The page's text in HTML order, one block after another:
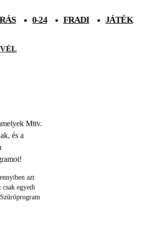
0-24 FRADI JÁTÉK
Mttv.
és a
azt
csak egyedi